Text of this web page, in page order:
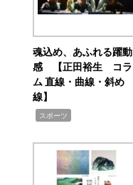
魂込め、あふれる躍動
感 【正田裕生 コラ
ム 直線・曲線・斜め
線】
スポーツ